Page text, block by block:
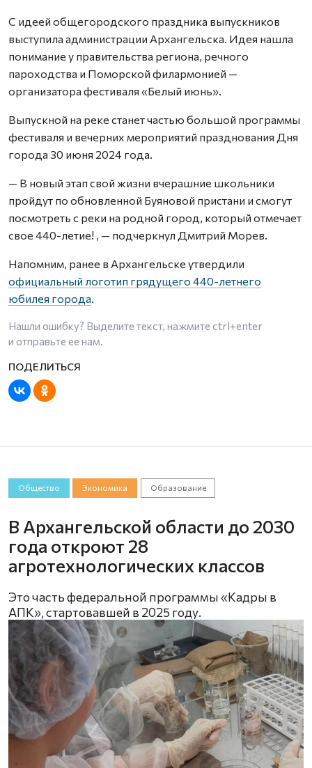
С идеей общегородского праздника выпускников
выступила администрации Архангельска. Идея нашла
понимание у правительства региона, речного
пароходства и Поморской филармонией —
организатора фестиваля «Белый июнь».
Выпускной на реке станет частью большой программы
фестиваля и вечерних мероприятий празднования Дня
города 30 июня 2024 года.
— В новый этап свой жизни вчерашние школьники
пройдут по обновленной Буяновой пристани и смогут
посмотреть с реки на родной город, который отмечает
свое 440-летие! , — подчеркнул Дмитрий Морев.
Напомним, ранее в Архангельске утвердили
официальный логотип грядущего 440-летнего
юбилея города.
Нашли ошибку? Выделите текст, нажмите ctrl+enter
и отправьте ее нам.
Общество Экономика Образование
В Архангельской области до 2030
года откроют 28
агротехнологических классов
Это часть федеральной программы «Кадры в
АПК», стартовавшей в 2025 году.